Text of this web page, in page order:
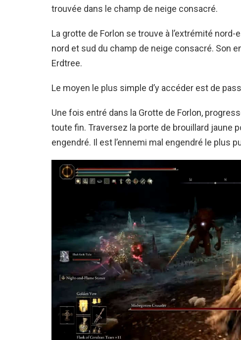
trouvée dans le champ de neige consacré.
La grotte de Forlon se trouve à l’extrémité nord-
nord et sud du champ de neige consacré. Son
Erdtree.
Le moyen le plus simple d’y accéder est de
Une fois entré dans la Grotte de Forlon,
toute fin. Traversez la porte de brouillard jaune
engendré. Il est l’ennemi mal engendré le plus